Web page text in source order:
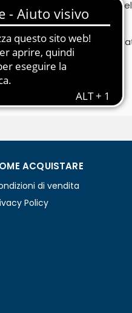
80g - prodotto
da materia prima
ACQUISTARE
di vendita
Policy